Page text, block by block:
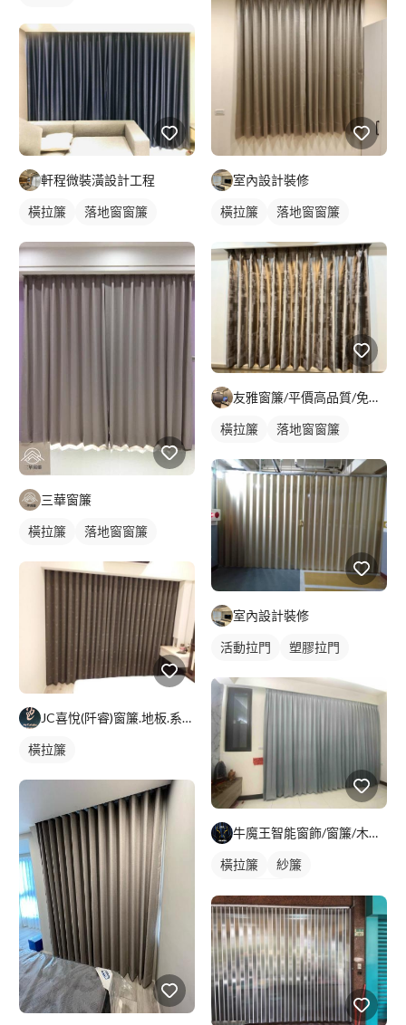
軒程微裝潢設計工程
橫拉簾 落地窗窗簾
三華窗簾
橫拉簾 落地窗窗簾
JC喜悅(阡睿)窗簾.地板.系統櫃.隔熱紙joy curta
橫拉簾
室內設計裝修
橫拉簾 落地窗窗簾
友雅窗簾/平價高品質/免費到府丈量報價
橫拉簾 落地窗窗簾
室內設計裝修
活動拉門 塑膠拉門
牛魔王智能窗飾/窗簾/木地板/系統家具
橫拉簾
紗簾